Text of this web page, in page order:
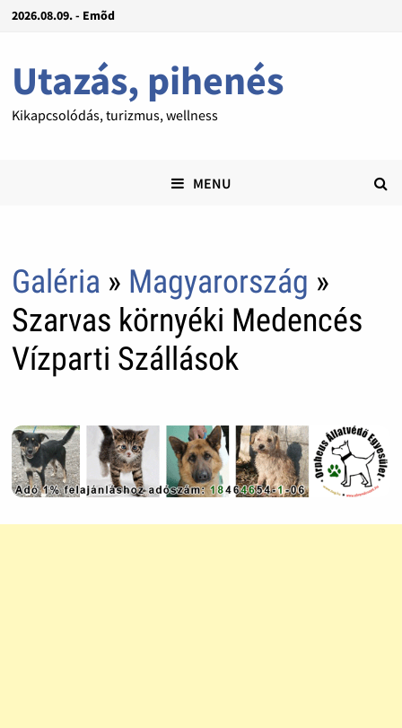
2026.08.09. - Emõd
Utazás, pihenés
Kikapcsolódás, turizmus, wellness
MENU
Galéria » Magyarország »
Szarvas környéki Medencés
Vízparti Szállások